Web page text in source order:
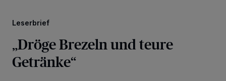
Leserbrief
„Dröge Brezeln und teure
Getränke“